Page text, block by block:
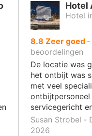
Hotel
Hotel
8.8 uit
10
,
Zeer goed ‐
beoordelingen
De locatie was
het ontbijt was
met veel
servicegericht
Susan Strobel ‐
2026